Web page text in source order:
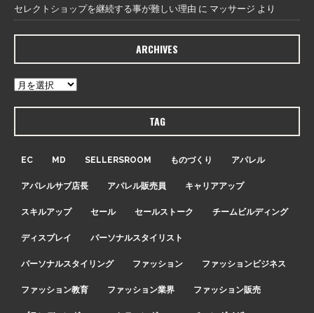
セレクトショップを継続する事が難しい理由 に マッサージ より
ARCHIVES
TAG
EC MD SELLERSROOM ものづくり アパレル
アパレルサブ店長 アパレル販売員 キャリアアップ
スキルアップ セール セールストーク チームビルディング
ディスプレイ パーソナルスタイリスト
パーソナルスタイリング ファッション ファッションビジネス
ファッション教育 ファッション業界 ファッション販売